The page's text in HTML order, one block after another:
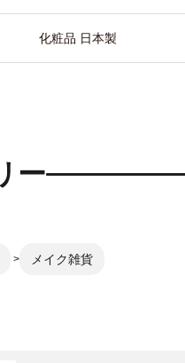
化粧品 日本製
ー
メイク雑貨